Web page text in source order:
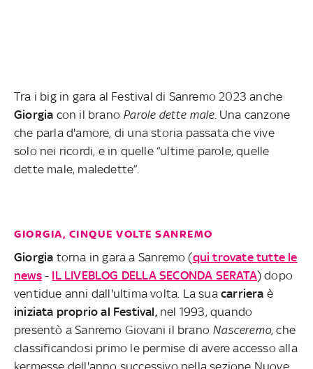
Tra i big in gara al Festival di Sanremo 2023 anche
Giorgia con il brano Parole dette male. Una canzone
che parla d'amore, di una storia passata che vive
solo nei ricordi, e in quelle “ultime parole, quelle
dette male, maledette”.
GIORGIA, CINQUE VOLTE SANREMO
Giorgia torna in gara a Sanremo (qui trovate tutte le
news- IL LIVEBLOG DELLA SECONDA SERATA) dopo
ventidue anni dall'ultima volta. La sua carriera è
iniziata proprio al Festival,nel 1993, quando
presentò a Sanremo Giovani il brano Nasceremo, che
classificandosi primo le permise di avere accesso alla
kermesse dell'anno successivo nella sezione Nuove